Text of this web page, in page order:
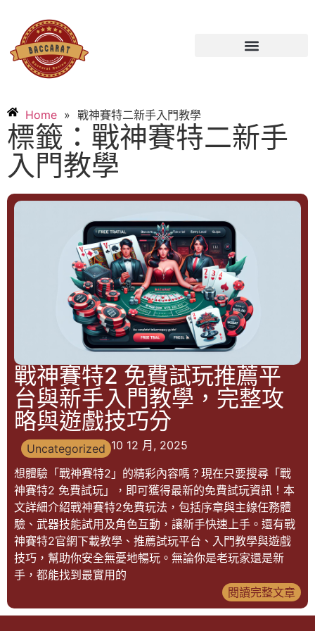
Home » 戰神賽特二新手入門教學
標籤：戰神賽特二新手
入門教學
戰神賽特2 免費試玩推薦平
台與新手入門教學，完整攻
略與遊戲技巧分
Uncategorized 10 12 月, 2025
想體驗「戰神賽特2」的精彩內容嗎？現在只要搜尋「戰
神賽特2 免費試玩」，即可獲得最新的免費試玩資訊！本
文詳細介紹戰神賽特2免費玩法，包括序章與主線任務體
驗、武器技能試用及角色互動，讓新手快速上手。還有戰
神賽特2官網下載教學、推薦試玩平台、入門教學與遊戲
技巧，幫助你安全無憂地暢玩。無論你是老玩家還是新
手，都能找到最實用的
閱讀完整文章